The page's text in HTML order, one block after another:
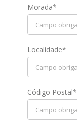
Morada*
Localidade*
Código Postal*